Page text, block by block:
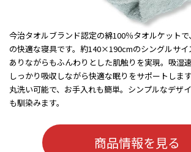
今治タオルブランド認定の綿100％タオルケット
の快適な寝具です。約140×190cmのシングルサ
ありながらもふんわりとした肌触りを実現。吸湿
しっかり吸収しながら快適な眠りをサポートしま
丸洗い可能で、お手入れも簡単。シンプルなデザ
も馴染みます。
商品情報を見る